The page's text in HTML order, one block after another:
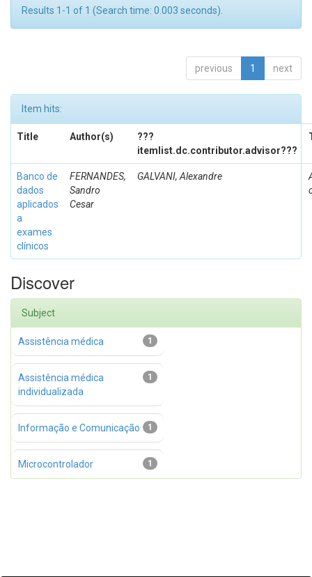
Results 1-1 of 1 (Search time: 0.003 seconds).
previous 1 next
Item hits:
Title Author(s)
???
itemlist.dc.contributor.advisor???
Banco de
dados
aplicados
a
exames
clínicos
FERNANDES,
Sandro
Cesar
GALVANI, Alexandre
Discover
Subject
1
Assistência médica
1
Assistência médica
individualizada
1
Informação e Comunicação
1
Microcontrolador